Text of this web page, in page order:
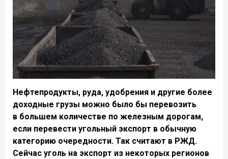
Нефтепродукты, руда, удобрения и другие более
доходные грузы можно было бы перевозить
в большем количестве по железным дорогам,
если перевести угольный экспорт в обычную
категорию очередности. Так считают в РЖД.
Сейчас уголь на экспорт из некоторых регионов